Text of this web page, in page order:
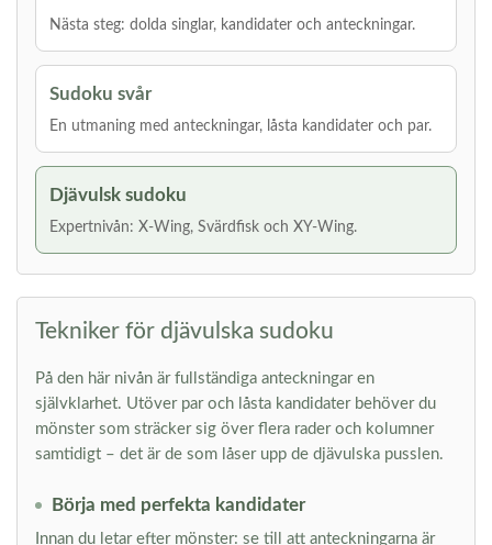
Nästa steg: dolda singlar, kandidater och anteckningar.
Sudoku svår
En utmaning med anteckningar, låsta kandidater och par.
Djävulsk sudoku
Expertnivån: X-Wing, Svärdfisk och XY-Wing.
Tekniker för djävulska sudoku
På den här nivån är fullständiga anteckningar en
självklarhet. Utöver par och låsta kandidater behöver du
mönster som sträcker sig över flera rader och kolumner
samtidigt – det är de som låser upp de djävulska pusslen.
Börja med perfekta kandidater
Innan du letar efter mönster: se till att anteckningarna är